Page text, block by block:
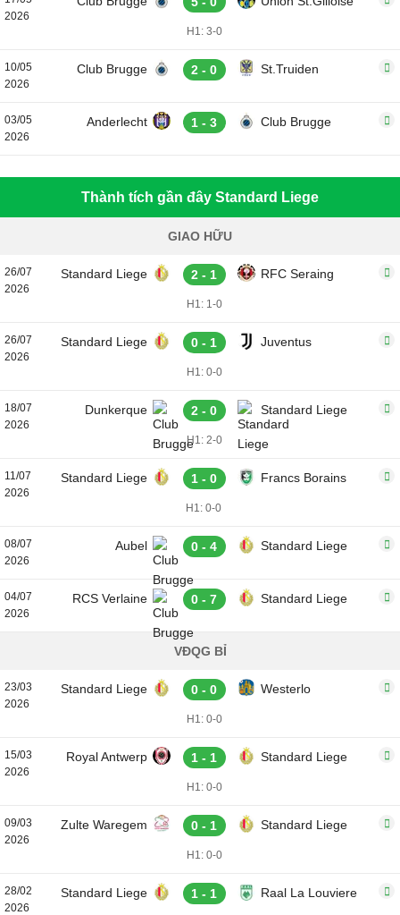
2026
H1: 3-0
10/05
2026
Club Brugge 2 - 0 St.Truiden
03/05
2026
Anderlecht 1 - 3 Club Brugge
Thành tích gần đây Standard Liege
GIAO HỮU
26/07
2026
Standard Liege 2 - 1 RFC Seraing
H1: 1-0
26/07
2026
Standard Liege 0 - 1 Juventus
H1: 0-0
18/07
2026
Dunkerque 2 - 0 Standard Liege
H1: 2-0
11/07
2026
Standard Liege 1 - 0 Francs Borains
H1: 0-0
08/07
2026
Aubel 0 - 4 Standard Liege
04/07
2026
RCS Verlaine 0 - 7 Standard Liege
VĐQG BỈ
23/03
2026
Standard Liege 0 - 0 Westerlo
H1: 0-0
15/03
2026
Royal Antwerp 1 - 1 Standard Liege
H1: 0-0
09/03
2026
Zulte Waregem 0 - 1 Standard Liege
H1: 0-0
28/02
2026
Standard Liege 1 - 1 Raal La Louviere